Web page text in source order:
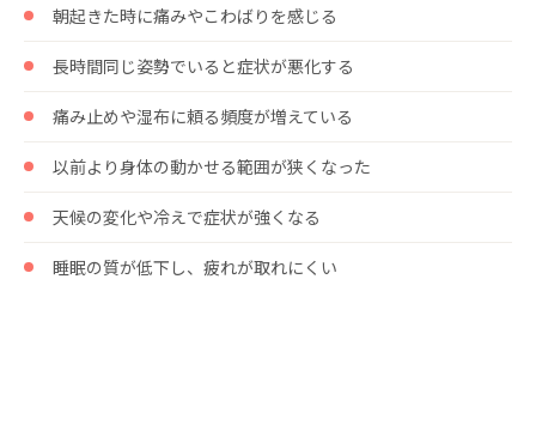
朝起きた時に痛みやこわばりを感じる
長時間同じ姿勢でいると症状が悪化する
痛み止めや湿布に頼る頻度が増えている
以前より身体の動かせる範囲が狭くなった
天候の変化や冷えで症状が強くなる
睡眠の質が低下し、疲れが取れにくい